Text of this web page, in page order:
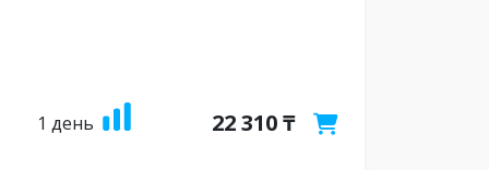
1 день 22 310 ₸